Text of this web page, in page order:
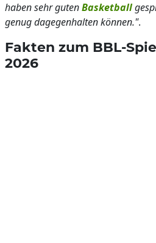
haben sehr gutenBasketball
genug dagegenhalten können.".
Fakten zum BBL-
2026